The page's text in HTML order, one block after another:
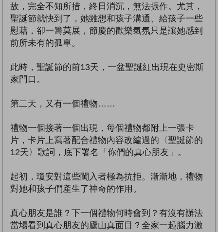
故，完全不知所措，終日消沉，無法振作。尤其，
聖誕節就快到了，她雖想和孩子溝通、給孩子一些
慰藉，卻一籌莫展，節慶的歡樂氣氛只是讓她感到
前所未有的孤單。
此時，聖誕節的前13天，一盆聖誕紅出現在史密斯
家門口。
第二天，又有一個禮物……
禮物一個接著一個出現，每個禮物都附上一張卡
片，卡片上寫著配合禮物內容改編過的〈聖誕節的
12天〉歌詞，底下署名「你們的真心朋友」。
起初，瓊安對這些闖入者極為抗拒。漸漸地，禮物
對她和孩子們產生了神奇的作用。
真心朋友是誰？下一個禮物何時會到？有沒有辦法
當場看到真心朋友的廬山真面目？全家一起腦力激